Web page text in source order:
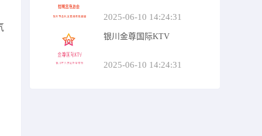
2025-06-10 14:24:31
银川金尊国际KTV
2025-06-10 14:24:31